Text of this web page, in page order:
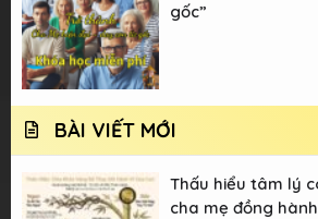
gốc”
BÀI VIẾT MỚI
Thấu hiểu tâm lý
cha mẹ đồng